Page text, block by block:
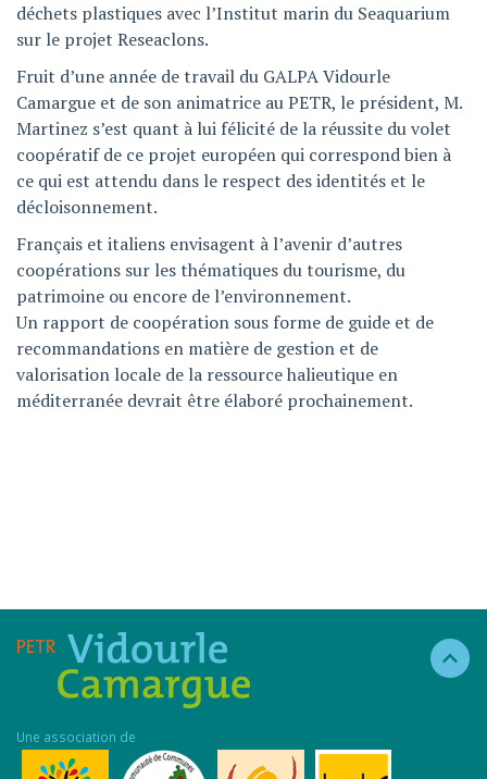
déchets plastiques avec l’Institut marin du Seaquarium
sur le projet Reseaclons.
Fruit d’une année de travail du GALPA Vidourle
Camargue et de son animatrice au PETR, le président, M.
Martinez s’est quant à lui félicité de la réussite du volet
coopératif de ce projet européen qui correspond bien à
ce qui est attendu dans le respect des identités et le
décloisonnement.
Français et italiens envisagent à l’avenir d’autres
coopérations sur les thématiques du tourisme, du
patrimoine ou encore de l’environnement.
Un rapport de coopération sous forme de guide et de
recommandations en matière de gestion et de
valorisation locale de la ressource halieutique en
méditerranée devrait être élaboré prochainement.
Une association de